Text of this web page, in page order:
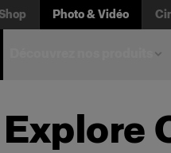
Photo & Vidéo
Explore